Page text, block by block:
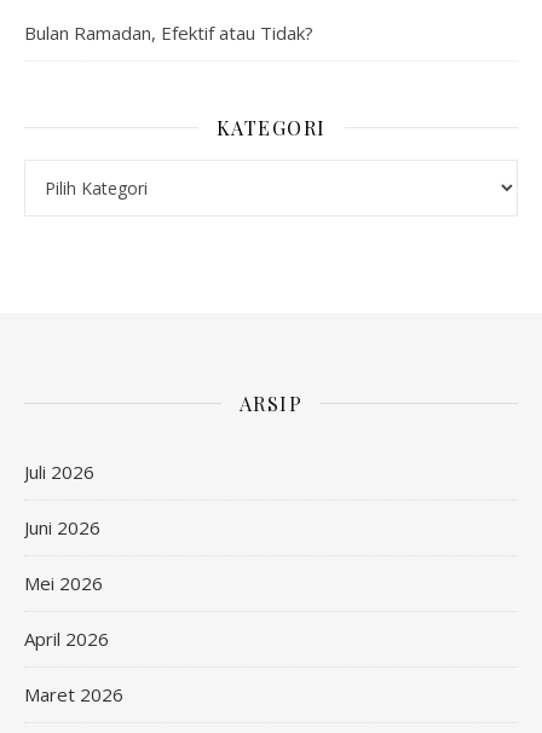
Bulan Ramadan, Efektif atau Tidak?
KATEGORI
ARSIP
Juli 2026
Juni 2026
Mei 2026
April 2026
Maret 2026